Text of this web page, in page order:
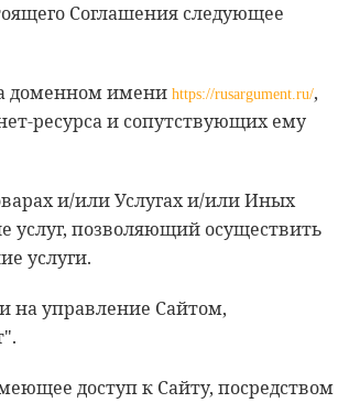
Соглашения следующее
доменном имени https://rusargument.ru/,
ресурса и сопутствующих ему
и/или Услугах и/или Иных
услуг, позволяющий осуществить
услуги.
на управление Сайтом,
доступ к Сайту, посредством